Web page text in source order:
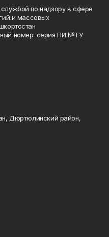
по надзору в сфере
и массовых
номер: серия ПИ №ТУ
Дюртюлинский район,